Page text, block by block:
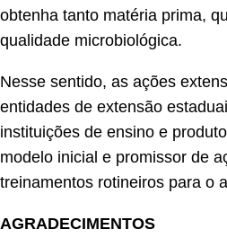
obtenha tanto matéria prima,
qualidade microbiológica.
Nesse sentido, as ações
entidades de extensão
instituições de ensino e
modelo inicial e promissor de
treinamentos rotineiros para o
AGRADECIMENTOS